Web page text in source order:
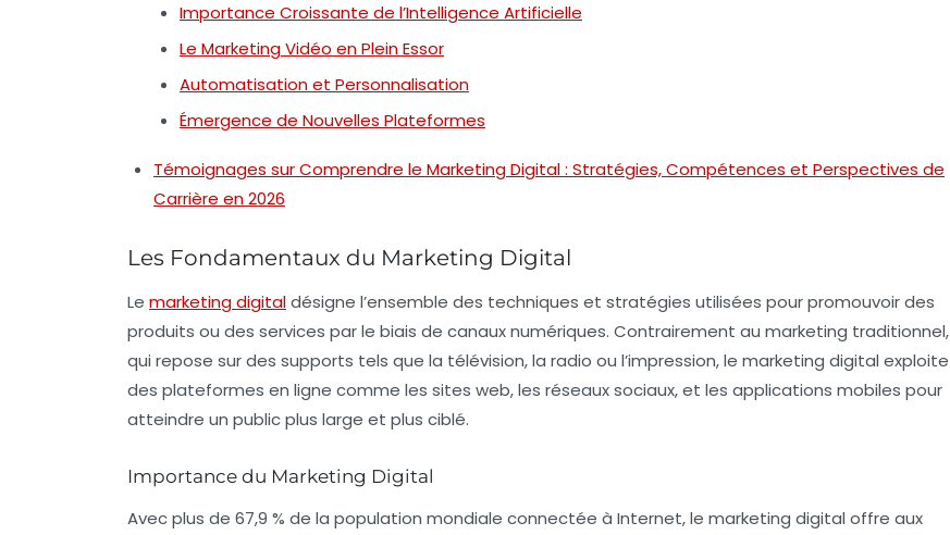
Importance Croissante de l’Intelligence Artificielle
Le Marketing Vidéo en Plein Essor
Automatisation et Personnalisation
Émergence de Nouvelles Plateformes
Témoignages sur Comprendre le Marketing Digital : Stratégies, Compétences et Perspectives de
Carrière en 2026
Les Fondamentaux du Marketing Digital
Le marketing digitaldésigne l’ensemble des techniques et stratégies utilisées pour promouvoir des
produits ou des services par le biais de canaux numériques. Contrairement au marketing traditionnel,
qui repose sur des supports tels que la télévision, la radio ou l’impression, le marketing digital exploite
des plateformes en ligne comme les sites web, les réseaux sociaux, et les applications mobiles pour
atteindre un public plus large et plus ciblé.
Importance du Marketing Digital
Avec plus de 67,9 % de la population mondiale connectée à Internet, le marketing digital offre aux